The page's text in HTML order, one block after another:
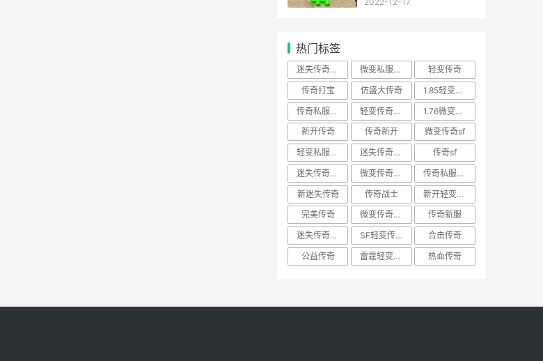
热门标签
迷失传奇网站BOSS 微变私服游戏
轻变传奇
传奇打宝
仿盛大传奇
1.85轻变传奇sf
传奇私服法师
轻变传奇发布网
1.76微变传奇私服
新开传奇
传奇新开
微变传奇sf
轻变私服游戏
迷失传奇发行网
传奇sf
迷失传奇sf游戏
微变传奇网站
传奇私服土城
新迷失传奇
传奇战士
新开轻变传奇
完美传奇
微变传奇私服
传奇新服
迷失传奇私服
SF轻变传奇
合击传奇
公益传奇
雷霆轻变传奇 热血传奇